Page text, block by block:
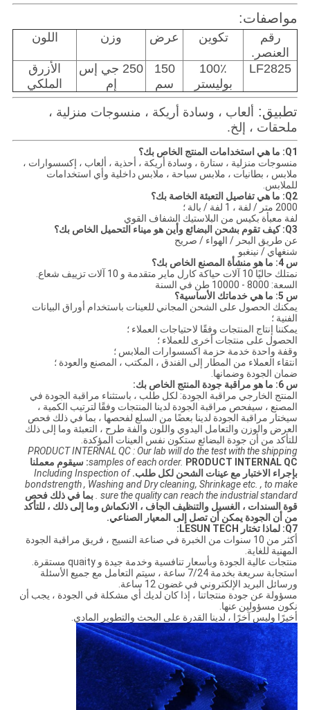
مواصفات:
رقم
العنصر.
تكوين عرض وزن اللون
LF2825
100٪
بوليستر
150
سم
250 جي إس
إم
الأزرق
الملكي
تطبيق:
ألعاب ، وسادة أريكة ، منسوجات منزلية ،
ملحقات ، إلخ.
Q1: ما هي استخدامات المنتج الخاص بك؟
منسوجات منزلية ، ستارة ، وسادة أريكة ، أحذية ، ألعاب ، إكسسوارات ،
ملابس ، بطانيات ، ملابس سباحة ، ملابس داخلية وأي استخدامات
للملابس.
Q2: ما هي تفاصيل التعبئة الخاصة بك؟
2000 متر / لفة ، 1 لفة / بالة ؛
لفة معبأة بكيس من البلاستيك الشفاف القوي
Q3: كيف تقوم بشحن البضائع وأين هو ميناء التحميل الخاص بك؟
عن طريق البحر / الهواء / صريح
شنغهاي / نينغبو
س 4: ما هو منشأة المصنع الخاص بك؟
نمتلك حاليًا 10 آلات حياكة كارل ماير متقدمة و 10 آلات تزييف شعاع.
السعة: 8000 - 10000 طن في السنة
س 5: ما هي خدماتك الأساسية؟
يمكنك الحصول على الشحن المجاني للعينات باستخدام أوراق البيانات
الفنية ؛
يمكننا إنتاج المنتجات وفقًا لاحتياجات العملاء ؛
الحصول على منتجات أخرى للعملاء ؛
وقفة واحدة خدمة حزمة اكسسوارات الملابس ؛
انتقاء العملاء من المطار إلى الفندق ، المكتب ، المصنع والعودة ؛
ضمان الجودة وضمانها.
س 6: ما هو مراقبة جودة المنتج الخاص بك:
المنتج الخارجي مراقبة الجودة: لكل طلب ، باستثناء مراقبة الجودة في
المصنع ، سيفحص مراقبة الجودة لدينا المنتجات وفقًا لترتيب الكمية ،
سيختار مراقبة الجودة لدينا بعضًا من السلع لفحصها ، بما في ذلك فحص
العرض والوزن والتعامل اليدوي واللون والفة طرح ، التعبئة وما إلى ذلك
للتأكد من أن جودة البضائع ستكون نفس العينات المؤكدة.
PRODUCT INTERNAL QC : Our lab will do the test with the shipping
samples of each order.PRODUCT INTERNAL QC: سيقوم معملنا
بإجراء الاختبار مع عينات الشحن لكل طلب. Including Inspection of
bondstrength , Washing and Dry cleaning, Shrinkage etc. , to make
sure the quality can reach the industrial standard .
بما في ذلك فحص
قوة السندات ، الغسيل والتنظيف الجاف ، الانكماش وما إلى ذلك ، للتأكد
من أن الجودة يمكن أن تصل إلى المعيار الصناعي.
Q7: لماذا تختار LESUN TECH:
أكثر من 10 سنوات من الخبرة في صناعة النسيج ، فريق مراقبة الجودة
المهنية للغاية.
منتجات عالية الجودة وبأسعار تنافسية وخدمة جيدة و quaity مستقرة.
استجابة سريعة بخدمة 7/24 ساعة ، سيتم التعامل مع جميع الأسئلة
ورسائل البريد الإلكتروني في غضون 12 ساعة.
مسؤولة عن جودة منتجاتنا ، إذا كان لديك أي مشكلة في الجودة ، يجب أن
نكون مسؤولين عنها.
أخيرًا وليس آخرًا ، لدينا القدرة على البحث والتطوير المادي.